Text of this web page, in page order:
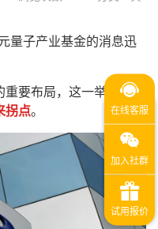
量子产业基金的消息迅
要布局，这一举措被市
拐点。